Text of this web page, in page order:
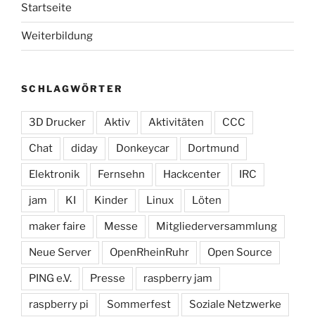
Startseite
Weiterbildung
SCHLAGWÖRTER
3D Drucker Aktiv Aktivitäten CCC
Chat diday Donkeycar Dortmund
Elektronik Fernsehn Hackcenter IRC
jam KI Kinder Linux Löten
maker faire Messe Mitgliederversammlung
Neue Server OpenRheinRuhr Open Source
PING e.V. Presse raspberry jam
raspberry pi Sommerfest Soziale Netzwerke